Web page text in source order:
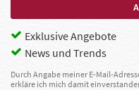
Exklusive Angebote
News und Trends
Durch Angabe meiner E-Mail-
erkläre ich mich damit